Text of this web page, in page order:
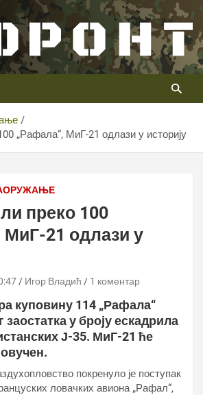
ФРОНТ
„Рафала“, МиГ-21 одлази у историју
преко 100
МиГ-21 одлази у
Игор Владић 1 коментар
куповину 114 „Рафала“
заостатка у броју ескадрила
Ј-35. МиГ-21 ће
покренуло је поступак
ловачких авиона „Рафал“,